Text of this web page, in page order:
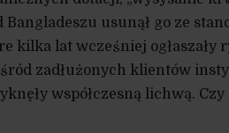
Bangladeszu usunął go ze
kilka lat wcześniej ogłaszały
zadłużonych klientów
współczesną lichwą.